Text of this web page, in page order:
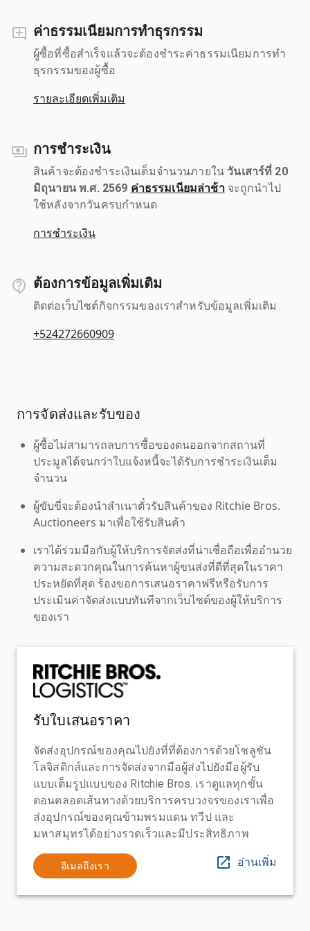
ค่าธรรมเนียมการทำธุรกรรม
ผู้ซื้อที่ซื้อสำเร็จแล้วจะต้องชำระค่าธรรมเนียมการทำ
ธุรกรรมของผู้ซื้อ
รายละเอียดเพิ่มเติม
การชำระเงิน
สินค้าจะต้องชำระเงินเต็มจำนวนภายใน วันเสาร์ที่ 20
มิถุนายน พ.ศ. 2569 ค่าธรรมเนียมล่าช้าจะถูกนำไป
ใช้หลังจากวันครบกำหนด
การชำระเงิน
ต้องการข้อมูลเพิ่มเติม
ติดต่อเว็บไซต์กิจกรรมของเราสำหรับข้อมูลเพิ่มเติม
+524272660909
การจัดส่งและรับของ
ผู้ซื้อไม่สามารถลบการซื้อของตนออกจากสถานที่
ประมูลได้จนกว่าใบแจ้งหนี้จะได้รับการชำระเงินเต็ม
จำนวน
ผู้ขับขี่จะต้องนำสำเนาตั๋วรับสินค้าของ Ritchie Bros.
Auctioneers มาเพื่อใช้รับสินค้า
เราได้ร่วมมือกับผู้ให้บริการจัดส่งที่น่าเชื่อถือเพื่ออำนวย
ความสะดวกคุณในการค้นหาผู้ขนส่งที่ดีที่สุดในราคา
ประหยัดที่สุด ร้องขอการเสนอราคาฟรีหรือรับการ
ประเมินค่าจัดส่งแบบทันทีจากเว็บไซต์ของผู้ให้บริการ
ของเรา
รับใบเสนอราคา
จัดส่งอุปกรณ์ของคุณไปยังที่ที่ต้องการด้วยโซลูชัน
โลจิสติกส์และการจัดส่งจากมือผู้ส่งไปยังมือผู้รับ
แบบเต็มรูปแบบของ Ritchie Bros. เราดูแลทุกขั้น
ตอนตลอดเส้นทางด้วยบริการครบวงจรของเราเพื่อ
ส่งอุปกรณ์ของคุณข้ามพรมแดน ทวีป และ
มหาสมุทรได้อย่างรวดเร็วและมีประสิทธิภาพ
อีเมลถึงเรา อ่านเพิ่ม